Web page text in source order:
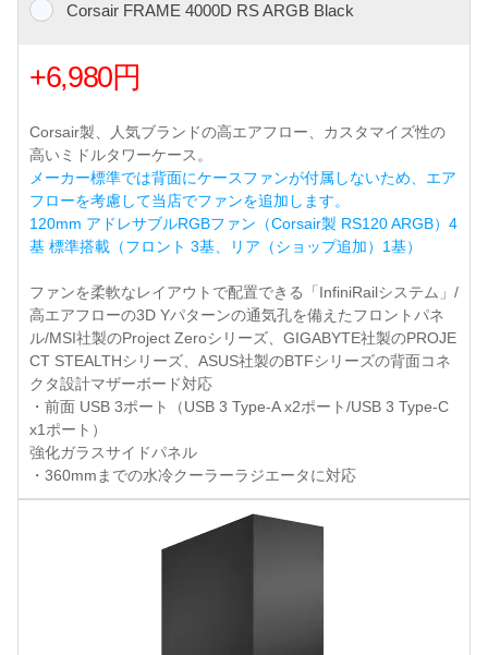
Corsair FRAME 4000D RS ARGB Black
+6,980円
Corsair製、人気ブランドの高エアフロー、カスタマイズ性の
高いミドルタワーケース。
メーカー標準では背面にケースファンが付属しないため、エア
フローを考慮して当店でファンを追加します。
120mm アドレサブルRGBファン（Corsair製 RS120 ARGB）4
基 標準搭載（フロント 3基、リア（ショップ追加）1基）
ファンを柔軟なレイアウトで配置できる「InfiniRailシステム」/
高エアフローの3D Yパターンの通気孔を備えたフロントパネ
ル/MSI社製のProject Zeroシリーズ、GIGABYTE社製のPROJE
CT STEALTHシリーズ、ASUS社製のBTFシリーズの背面コネ
クタ設計マザーボード対応
・前面 USB 3ポート（USB 3 Type-A x2ポート/USB 3 Type-C
x1ポート）
強化ガラスサイドパネル
・360mmまでの水冷クーラーラジエータに対応